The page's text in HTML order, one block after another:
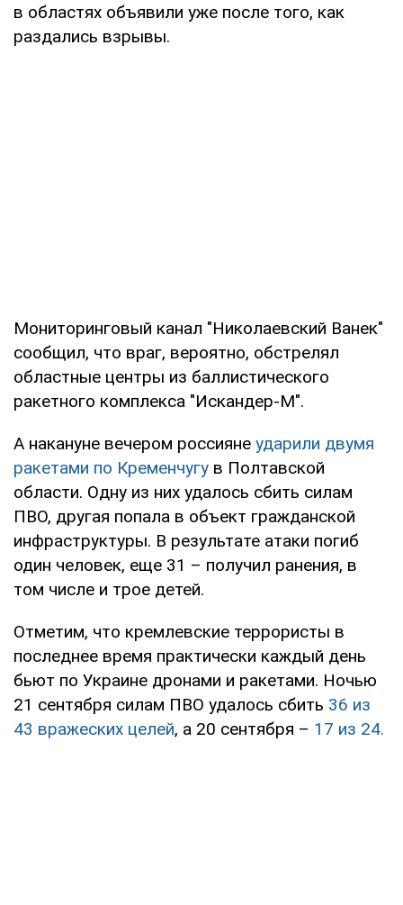
в областях объявили уже после того, как
раздались взрывы.
Мониторинговый канал "Николаевский Ванек"
сообщил, что враг, вероятно, обстрелял
областные центры из баллистического
ракетного комплекса "Искандер-М".
А накануне вечером россияне ударили двумя
ракетами по Кременчугу в Полтавской
области. Одну из них удалось сбить силам
ПВО, другая попала в объект гражданской
инфраструктуры. В результате атаки погиб
один человек, еще 31 – получил ранения, в
том числе и трое детей.
Отметим, что кремлевские террористы в
последнее время практически каждый день
бьют по Украине дронами и ракетами. Ночью
21 сентября силам ПВО удалось сбить 36 из
43 вражеских целей, а 20 сентября – 17 из 24.